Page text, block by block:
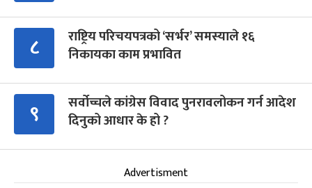
८
राष्ट्रिय परिचयपत्रको ‘सर्भर’ समस्याले १६
निकायका काम प्रभावित
९
सर्वोच्चले कांग्रेस विवाद पुनरावलोकन गर्न आदेश
दिनुको आधार के हो ?
Advertisment